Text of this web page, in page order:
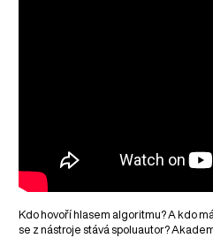
Kdo hovoří hlasem algoritmu? A kdo
se z nástroje stává spoluautor?